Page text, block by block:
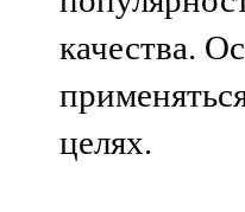
качества.
целях.